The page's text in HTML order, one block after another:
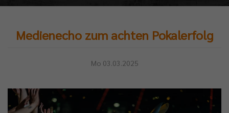
Medienecho zum achten Pokalerfolg
Mo 03.03.2025